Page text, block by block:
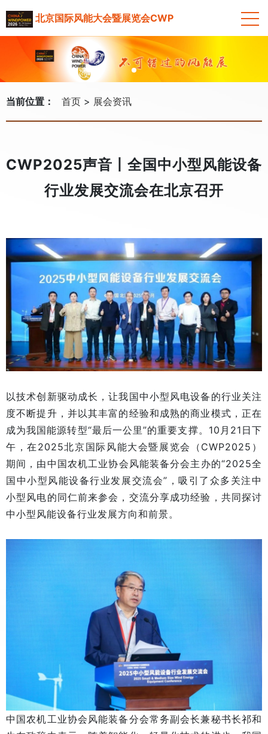
北京国际风能大会暨展览会CWP
当前位置： 首页 展会资讯
CWP2025声音丨全国中小型风能设备
行业发展交流会在北京召开
以技术创新驱动成长，让我国中小型风电设备的行业关注
度不断提升，并以其丰富的经验和成熟的商业模式，正在
成为我国能源转型“最后一公里”的重要支撑。10月21日下
午，在2025北京国际风能大会暨展览会（CWP2025）
期间，由中国农机工业协会风能装备分会主办的“2025全
国中小型风能设备行业发展交流会”，吸引了众多关注中
小型风电的同仁前来参会，交流分享成功经验，共同探讨
中小型风能设备行业发展方向和前景。
中国农机工业协会风能装备分会常务副会长兼秘书长祁和